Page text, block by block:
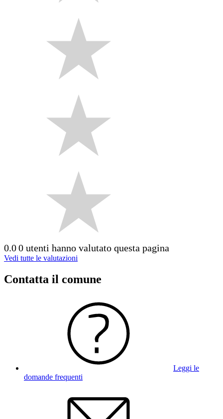
0.00 utenti hanno valutato questa pagina
Vedi tutte le valutazioni
Contatta il comune
Leggi le
domande frequenti